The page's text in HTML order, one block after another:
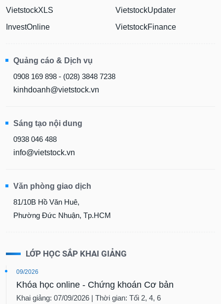
VietstockXLS
InvestOnline
VietstockUpdater
VietstockFinance
Quảng cáo & Dịch vụ
0908 169 898 - (028) 3848 7238
kinhdoanh@vietstock.vn
Sáng tạo nội dung
0938 046 488
info@vietstock.vn
Văn phòng giao dịch
81/10B Hồ Văn Huê,
Phường Đức Nhuận, Tp.HCM
LỚP HỌC SẮP KHAI GIẢNG
09/2026
Khóa học online - Chứng khoán Cơ bản
Khai giảng: 07/09/2026 | Thời gian: Tối 2, 4, 6